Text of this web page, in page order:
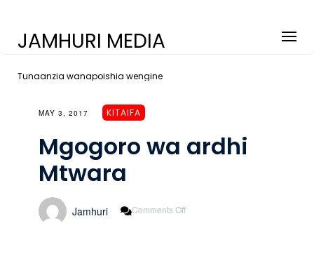
JAMHURI MEDIA
Tunaanzia wanapoishia wengine
MAY 3, 2017 KITAIFA
Mgogoro wa ardhi
Mtwara
Jamhuri Comments Off